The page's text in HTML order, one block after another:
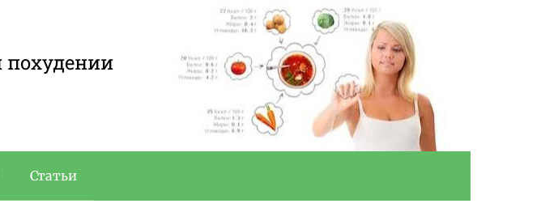
похудении
Статьи